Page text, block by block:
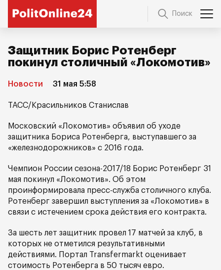
Поиск
Защитник Борис Ротенберг
покинул столичный «Локомотив»
Новости 31 мая 5:58
ТАСС/Красильников Станислав
Московский «Локомотив» объявил об уходе
защитника Бориса Ротенберга, выступавшего за
«железнодорожников» с 2016 года.
Чемпион России сезона-2017/18 Борис Ротенберг 31
мая покинул «Локомотив». Об этом
проинформировала пресс-служба столичного клуба.
Ротенберг завершил выступления за «Локомотив» в
связи с истечением срока действия его контракта.
За шесть лет защитник провел 17 матчей за клуб, в
которых не отметился результативными
действиями. Портал Transfermarkt оценивает
стоимость Ротенберга в 50 тысяч евро.